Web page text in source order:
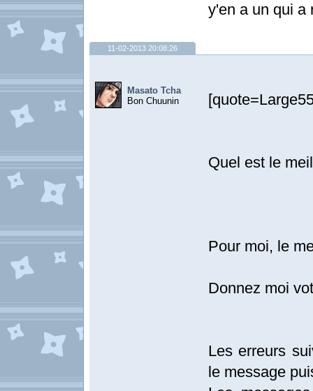
y'en a un qui a
11-02-2013 20:08:26
Masato Tcha
Bon Chuunin
Quel est le
Pour moi, le
Donnez moi
Les erreurs
le message